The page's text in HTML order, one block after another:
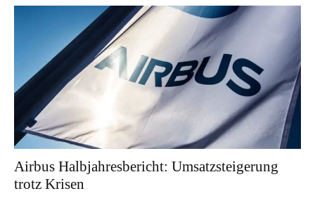
Airbus Halbjahresbericht: Umsatzsteigerung
trotz Krisen